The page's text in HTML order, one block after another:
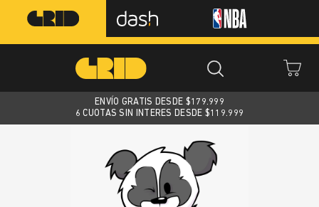
ENVÍO GRATIS DESDE $179.999
6 CUOTAS SIN INTERES DESDE $119.999